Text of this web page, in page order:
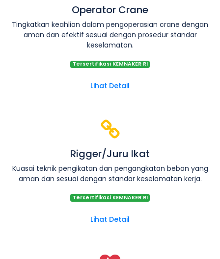
Operator Crane
Tingkatkan keahlian dalam pengoperasian crane dengan
aman dan efektif sesuai dengan prosedur standar
keselamatan.
Tersertifikasi KEMNAKER RI
Lihat Detail
Rigger/Juru Ikat
Kuasai teknik pengikatan dan pengangkatan beban yang
aman dan sesuai dengan standar keselamatan kerja.
Tersertifikasi KEMNAKER RI
Lihat Detail